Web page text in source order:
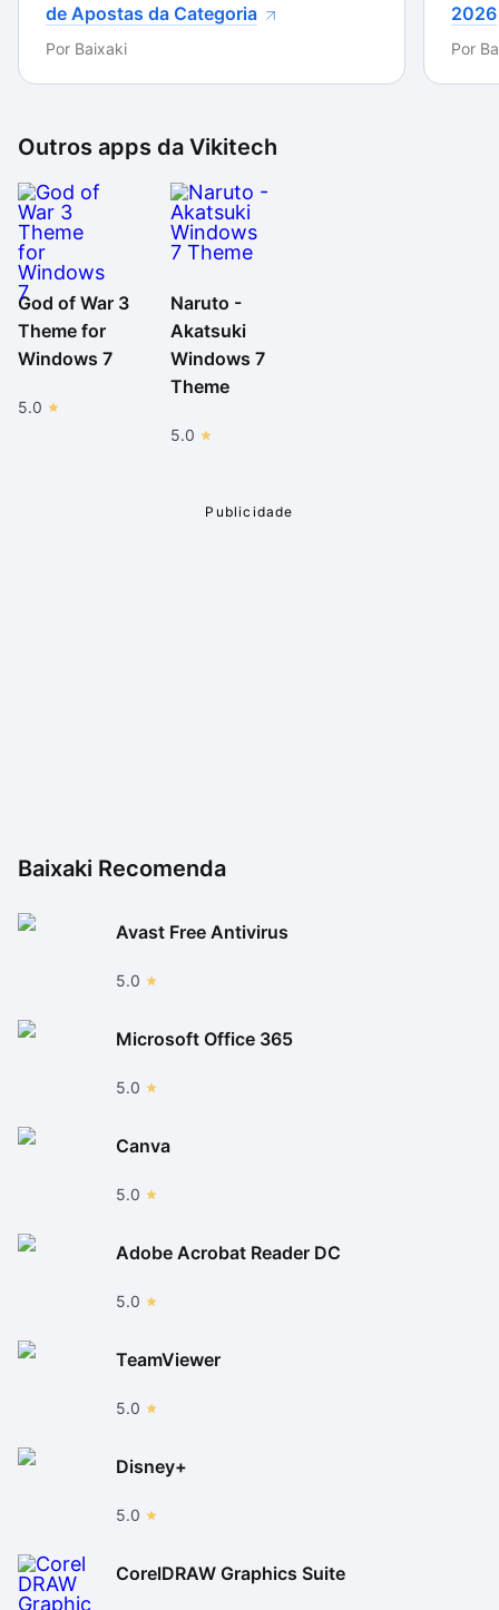
de Apostas da Categoria
Por Baixaki
2026
Por
Outros apps da Vikitech
God of War 3
Theme for
Windows 7
5.0
Naruto -
Akatsuki
Windows 7
Theme
5.0
Baixaki Recomenda
Avast Free Antivirus
5.0
Microsoft Office 365
5.0
Canva
5.0
Adobe Acrobat Reader DC
5.0
TeamViewer
5.0
Disney+
5.0
CorelDRAW Graphics Suite